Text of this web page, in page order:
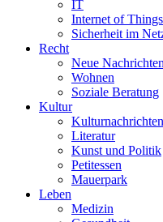
IT
Internet of Things
Sicherheit im
Recht
Neue
Wohnen
Soziale Beratung
Kultur
Kulturnachrichten
Literatur
Kunst und Politik
Petitessen
Mauerpark
Leben
Medizin